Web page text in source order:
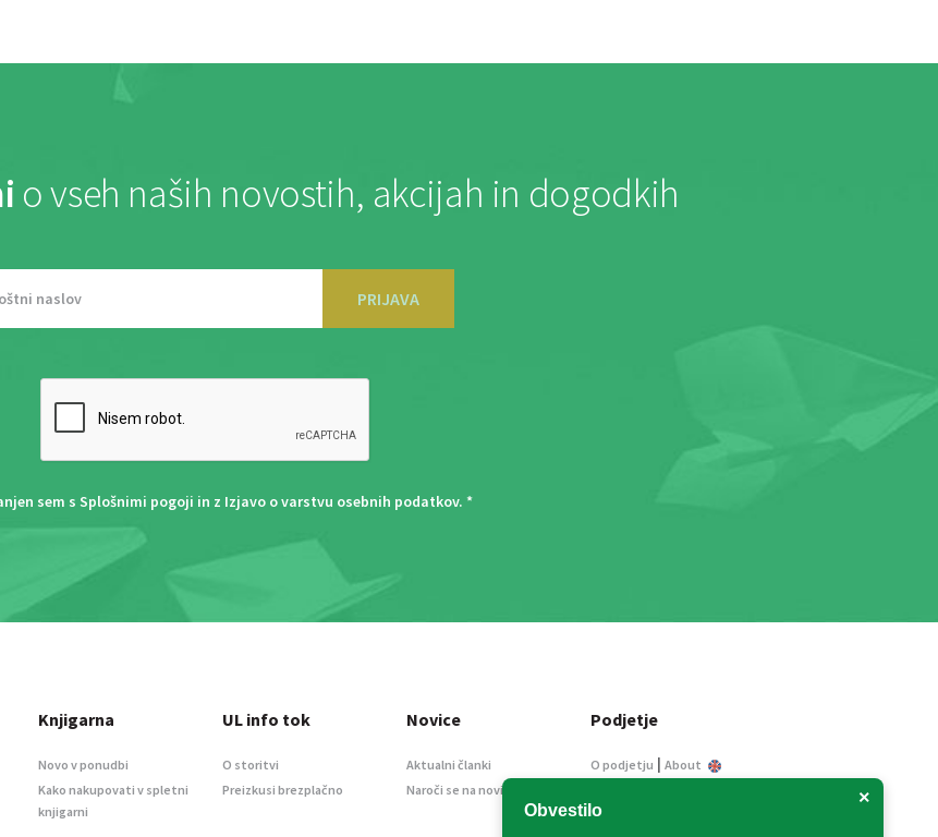
o vseh naših novostih, akcijah in dogodkih
PRIJAVA
sem s Splošnimi pogoji in z Izjavo o varstvu osebnih podatkov. *
×
Obvestilo
Knjigarna
Novo v ponudbi
Kako nakupovati v spletni
knjigarni
UL info tok
O storitvi
Preizkusi brezplačno
Novice
Aktualni članki
Naroči se na novice
Podjetje
O podjetju | About
Informacije javnega